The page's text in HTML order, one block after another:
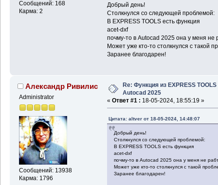
Сообщений: 168
Карма: 2
Добрый день!
Столкнулся со следующей проблемой:
В EXPRESS TOOLS есть функция
acet-dxf
почму-то в Autocad 2025 она у меня не
Может уже кто-то столкнулся с такой
Заранее благодарен!
Александр Ривилис
Administrator
Сообщений: 13938
Карма: 1796
Re: Функция из EXPRESS TOOLS
Autocad 2025
« Ответ #1 : 18-05-2024, 18:55:19 »
Цитата: altver от 18-05-2024, 14:48:07
Добрый день!
Столкнулся со следующей проблемой:
В EXPRESS TOOLS есть функция
acet-dxf
почму-то в Autocad 2025 она у меня не
Может уже кто-то столкнулся с такой
Заранее благодарен!